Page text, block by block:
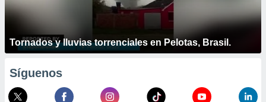
Tornados y lluvias torrenciales en Pelotas, Brasil.
Síguenos